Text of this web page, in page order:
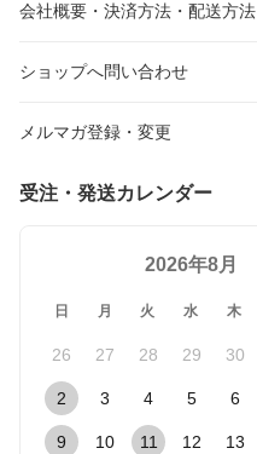
会社概要・決済方法・配送方法
ショップへ問い合わせ
メルマガ登録・変更
受注・発送カレンダー
2026年8月
日 月 火 水 木
26 27 28 29 30
2 3 4 5 6
9 10 11 12 13